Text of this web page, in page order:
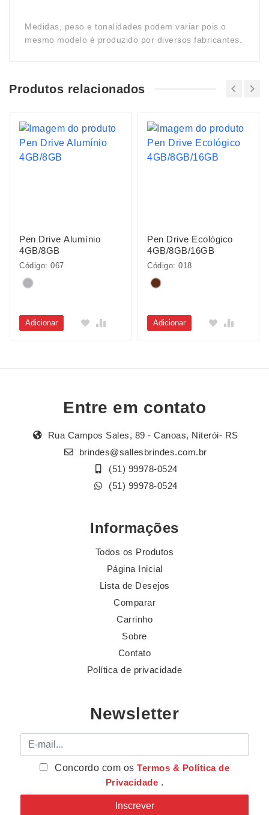
Medidas, peso e tonalidades podem variar pois o
mesmo modelo é produzido por diversos fabricantes.
Produtos relacionados
Pen Drive Alumínio
4GB/8GB
Código: 067
Adicionar
Pen Drive Ecológico
4GB/8GB/16GB
Código: 018
Adicionar
Entre em contato
Rua Campos Sales, 89 - Canoas, Niterói- RS
brindes@sallesbrindes.com.br
(51) 99978-0524
(51) 99978-0524
Informações
Todos os Produtos
Página Inicial
Lista de Desejos
Comparar
Carrinho
Sobre
Contato
Política de privacidade
Newsletter
E-mail
Concordo com osTermos & Política de
Privacidade .